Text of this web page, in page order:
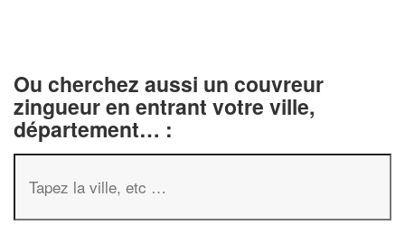
Ou cherchez aussi un couvreur
zingueur en entrant votre ville,
département… :